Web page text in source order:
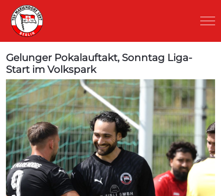
Gelunger Pokalauftakt, Sonntag Liga-
Start im Volkspark